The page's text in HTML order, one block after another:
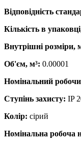
Відповідність
Кількість в
Внутрішні розміри,
Об'єм, м³: 0.00001
Номінальний
Ступінь захисту: IP
Колір: сірий
Номінальна робоча